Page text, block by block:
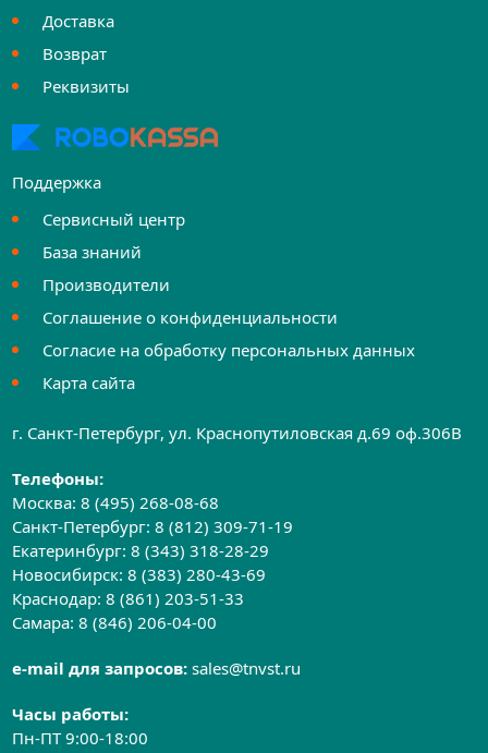
Доставка
Возврат
Реквизиты
Поддержка
Сервисный центр
База знаний
Производители
Соглашение о конфиденциальности
Согласие на обработку персональных данных
Карта сайта
г. Санкт-Петербург, ул. Краснопутиловская д.69 оф.306B
Телефоны:
Москва:8 (495) 268-08-68
Санкт-Петербург:8 (812) 309-71-19
Екатеринбург:8 (343) 318-28-29
Новосибирск:8 (383) 280-43-69
Краснодар:8 (861) 203-51-33
Самара:8 (846) 206-04-00
e-mail для запросов:sales@tnvst.ru
Часы работы:
Пн-ПТ 9:00-18:00